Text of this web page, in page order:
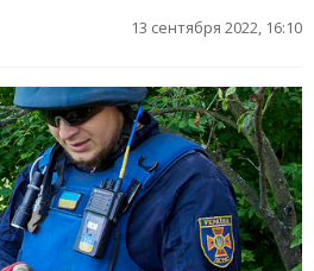
13 сентября 2022, 16:10